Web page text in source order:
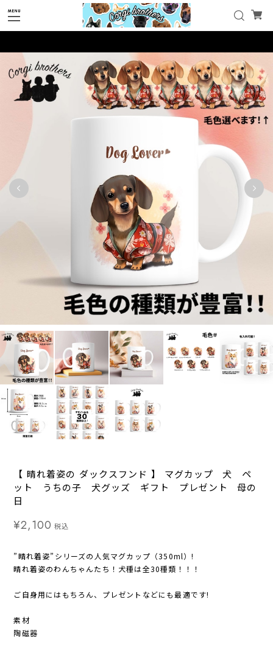
【 晴れ着姿の ダックスフンド 】 マグカップ 犬 ペ
ット うちの子 犬グッズ ギフト プレゼント 母の
日
¥2,100 税込
”晴れ着姿”シリーズの人気マグカップ（350ml）!
晴れ着姿のわんちゃんたち！犬種は全30種類！！！
ご自身用にはもちろん、プレゼントなどにも最適です!
素材
陶磁器